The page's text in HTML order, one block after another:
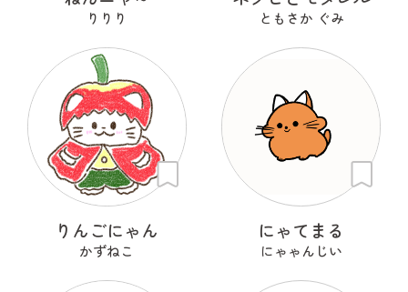
りりり ともさか ぐみ
りんごにゃん
かずねこ
にゃてまる
にゃゃんじい